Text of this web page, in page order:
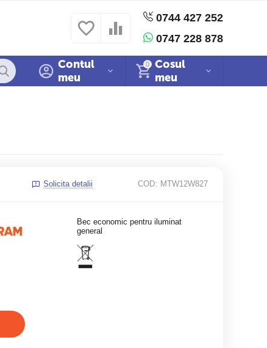
conditii Politica cookies
0744 427 252
0747 228 878
0
Cosul
meu
Contul
meu
Solicita detalii COD: MTW12W827
Bec economic pentru iluminat
general